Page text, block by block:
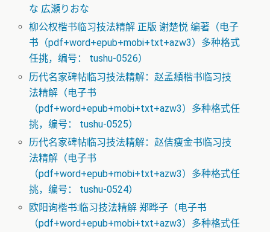
な 広瀬りおな
柳公权楷书临习技法精解 正版 谢楚悦 编著（电子
书（pdf+word+epub+mobi+txt+azw3）多种格式
任挑，编号： tushu-0526）
历代名家碑帖临习技法精解：赵孟頫楷书临习技
法精解（电子书
（pdf+word+epub+mobi+txt+azw3）多种格式任
挑，编号： tushu-0525）
历代名家碑帖临习技法精解：赵佶瘦金书临习技
法精解（电子书
（pdf+word+epub+mobi+txt+azw3）多种格式任
挑，编号： tushu-0524）
欧阳询楷书:临习技法精解 郑晔子（电子书
（pdf+word+epub+mobi+txt+azw3）多种格式任